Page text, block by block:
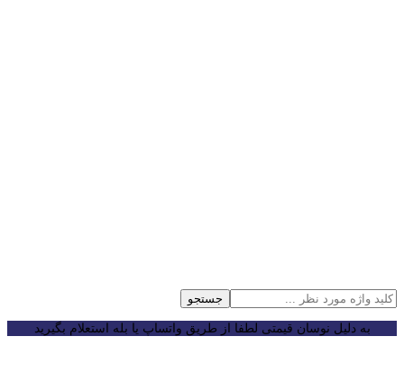
جستجو
به دلیل نوسان قیمتی لطفا از طریق واتساپ یا بله استعلام بگیرید